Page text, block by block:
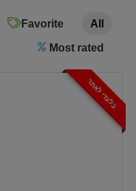
מחצלות
מצלמות אקסטרים
עגלות קמפינג
פולי קפה
All
Favorite
Most rated
בלעדי לאתר